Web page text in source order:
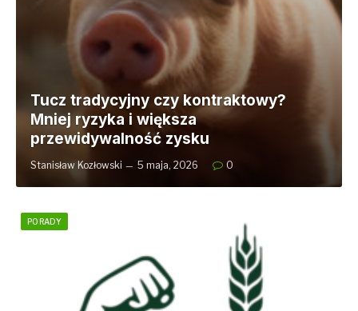
Tucz tradycyjny czy kontraktowy?
Mniej ryzyka i większa
przewidywalność zysku
Stanisław Kozłowski 5 maja, 2026 0
PORADY